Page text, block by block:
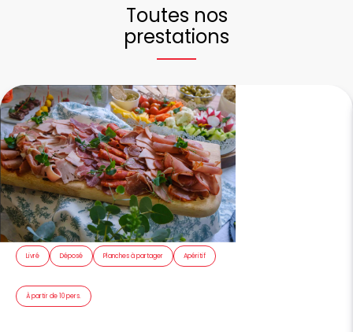
Toutes nos
prestations
Livré Déposé Planches à partager Apéritif
À partir de 10 pers.